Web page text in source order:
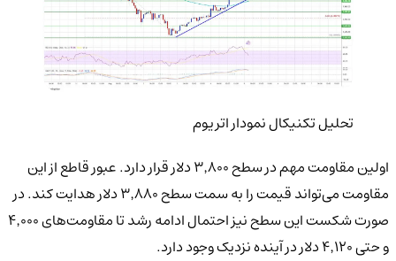
تحلیل تکنیکال نمودار اتریوم
اولین مقاومت مهم در سطح ۳٬۸۰۰ دلار قرار دارد. عبور قاطع از این
مقاومت می‌تواند قیمت را به سمت سطح ۳٬۸۸۰ دلار هدایت کند. در
صورت شکست این سطح نیز احتمال ادامه رشد تا مقاومت‌های ۴٬۰۰۰
و حتی ۴٬۱۲۰ دلار در آینده نزدیک وجود دارد.